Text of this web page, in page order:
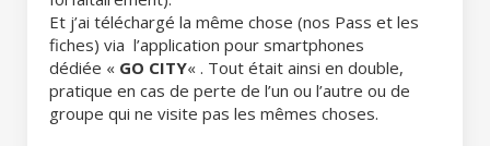
Et j’ai téléchargé la même chose (nos Pass et les
fiches) via l’application pour smartphones
dédiée « GO CITY« . Tout était ainsi en double,
pratique en cas de perte de l’un ou l’autre ou de
groupe qui ne visite pas les mêmes choses.